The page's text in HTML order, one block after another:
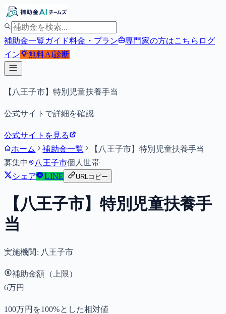
補助金一覧ガイド料金・プラン 専門家の方はこちら ログ
イン
無料AI診断
【八王子市】特別児童扶養手当
公式サイトで詳細を確認
公式サイトを見る
ホーム
補助金一覧
【八王子市】特別児童扶養手当
募集中
八王子市個人世帯
シェア
LINE URLコピー
【八王子市】特別児童扶養手
当
実施機関: 八王子市
補助金額（上限）
6万円
100万円を100%とした相対値